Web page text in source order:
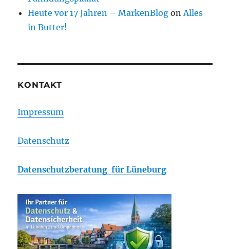
Heute vor 17 Jahren – MarkenBlog onAlles
in Butter!
KONTAKT
Impressum
Datenschutz
Datenschutzberatung für Lüneburg